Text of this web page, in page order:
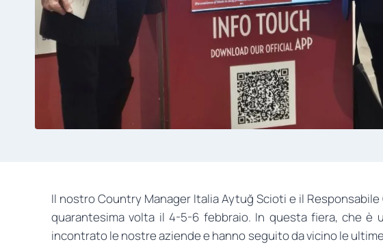
Il nostro Country Manager Italia Aytuğ Scioti e il
quarantesima volta il 4-5-6 febbraio. In questa fiera, che
incontrato le nostre aziende e hanno seguito da vicino le